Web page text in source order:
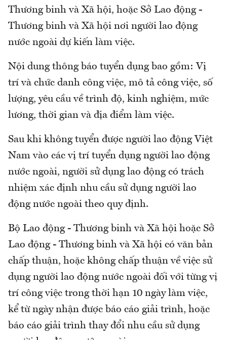
Thương binh và Xã hội, hoặc Sở Lao động -
Thương binh và Xã hội nơi người lao động
nước ngoài dự kiến làm việc.
Nội dung thông báo tuyển dụng bao gồm: Vị
trí và chức danh công việc, mô tả công việc, số
lượng, yêu cầu về trình độ, kinh nghiệm, mức
lương, thời gian và địa điểm làm việc.
Sau khi không tuyển được người lao động Việt
Nam vào các vị trí tuyển dụng người lao động
nước ngoài, người sử dụng lao động có trách
nhiệm xác định nhu cầu sử dụng người lao
động nước ngoài theo quy định.
Bộ Lao động - Thương binh và Xã hội hoặc Sở
Lao động - Thương binh và Xã hội có văn bản
chấp thuận, hoặc không chấp thuận về việc sử
dụng người lao động nước ngoài đối với từng vị
trí công việc trong thời hạn 10 ngày làm việc,
kể từ ngày nhận được báo cáo giải trình, hoặc
báo cáo giải trình thay đổi nhu cầu sử dụng